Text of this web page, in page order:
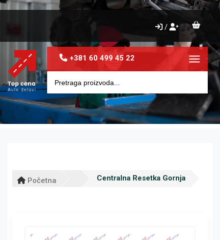
/
+381 60 499 45 22 Toggle
Početna Centralna Resetka Gornja